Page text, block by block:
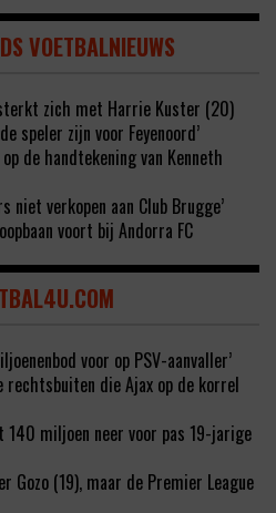
VOETBALNIEUWS
zich met Harrie Kuster (20)
speler zijn voor Feyenoord’
de handtekening van Kenneth
niet verkopen aan Club Brugge’
voort bij Andorra FC
voor op PSV-aanvaller’
rechtsbuiten die Ajax op de korrel
140 miljoen neer voor pas 19-jarige
Gozo (19), maar de Premier League